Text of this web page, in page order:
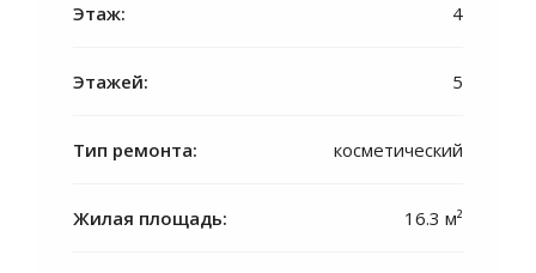
Этаж: 4
Этажей: 5
Тип ремонта: косметический
Жилая площадь: 16.3 м²